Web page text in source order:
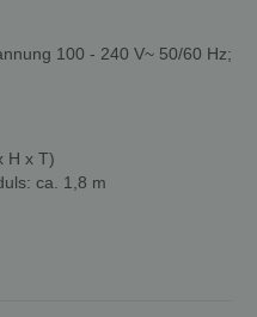
100 - 240 V~ 50/60 Hz;
H x T)
ca. 1,8 m